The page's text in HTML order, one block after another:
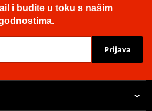
i budite u toku s našim
Prijava